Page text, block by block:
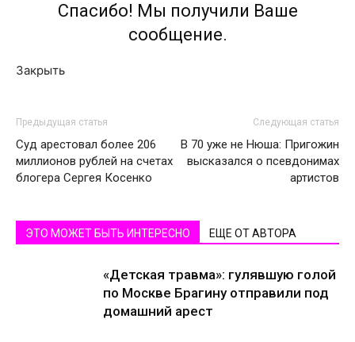
Спасибо! Мы получили Ваше
сообщение.
Закрыть
Предыдущая статья
Суд арестовал более 206
миллионов рублей на счетах
блогера Сергея Косенко
Следующая статья
В 70 уже не Нюша: Пригожин
высказался о псевдонимах
артистов
ЭТО МОЖЕТ БЫТЬ ИНТЕРЕСНО ЕЩЕ ОТ АВТОРА
«Детская травма»: гулявшую голой
по Москве Брагину отправили под
домашний арест